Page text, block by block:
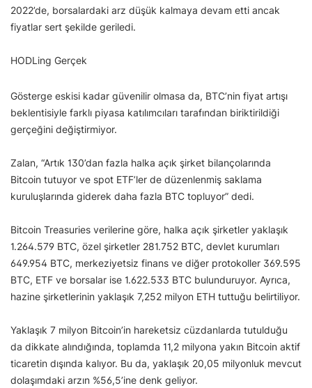
2022’de, borsalardaki arz düşük kalmaya devam etti ancak
fiyatlar sert şekilde geriledi.
HODLing Gerçek
Gösterge eskisi kadar güvenilir olmasa da, BTC’nin fiyat artışı
beklentisiyle farklı piyasa katılımcıları tarafından biriktirildiği
gerçeğini değiştirmiyor.
Zalan, “Artık 130’dan fazla halka açık şirket bilançolarında
Bitcoin tutuyor ve spot ETF’ler de düzenlenmiş saklama
kuruluşlarında giderek daha fazla BTC topluyor” dedi.
Bitcoin Treasuries verilerine göre, halka açık şirketler yaklaşık
1.264.579 BTC, özel şirketler 281.752 BTC, devlet kurumları
649.954 BTC, merkeziyetsiz finans ve diğer protokoller 369.595
BTC, ETF ve borsalar ise 1.622.533 BTC bulunduruyor. Ayrıca,
hazine şirketlerinin yaklaşık 7,252 milyon ETH tuttuğu belirtiliyor.
Yaklaşık 7 milyon Bitcoin’in hareketsiz cüzdanlarda tutulduğu
da dikkate alındığında, toplamda 11,2 milyona yakın Bitcoin aktif
ticaretin dışında kalıyor. Bu da, yaklaşık 20,05 milyonluk mevcut
dolaşımdaki arzın %56,5’ine denk geliyor.